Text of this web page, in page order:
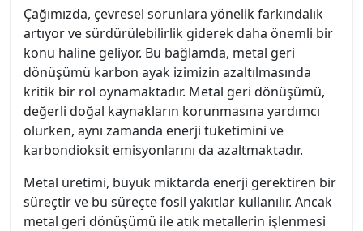
Çağımızda, çevresel sorunlara yönelik farkındalık
artıyor ve sürdürülebilirlik giderek daha önemli bir
konu haline geliyor. Bu bağlamda, metal geri
dönüşümü karbon ayak izimizin azaltılmasında
kritik bir rol oynamaktadır. Metal geri dönüşümü,
değerli doğal kaynakların korunmasına yardımcı
olurken, aynı zamanda enerji tüketimini ve
karbondioksit emisyonlarını da azaltmaktadır.
Metal üretimi, büyük miktarda enerji gerektiren bir
süreçtir ve bu süreçte fosil yakıtlar kullanılır. Ancak
metal geri dönüşümü ile atık metallerin işlenmesi